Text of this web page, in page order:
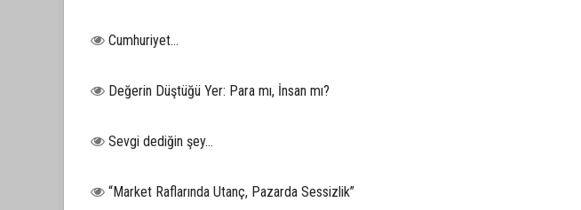
Cumhuriyet…
Değerin Düştüğü Yer: Para mı, İnsan mı?
Sevgi dediğin şey…
“Market Raflarında Utanç, Pazarda Sessizlik”